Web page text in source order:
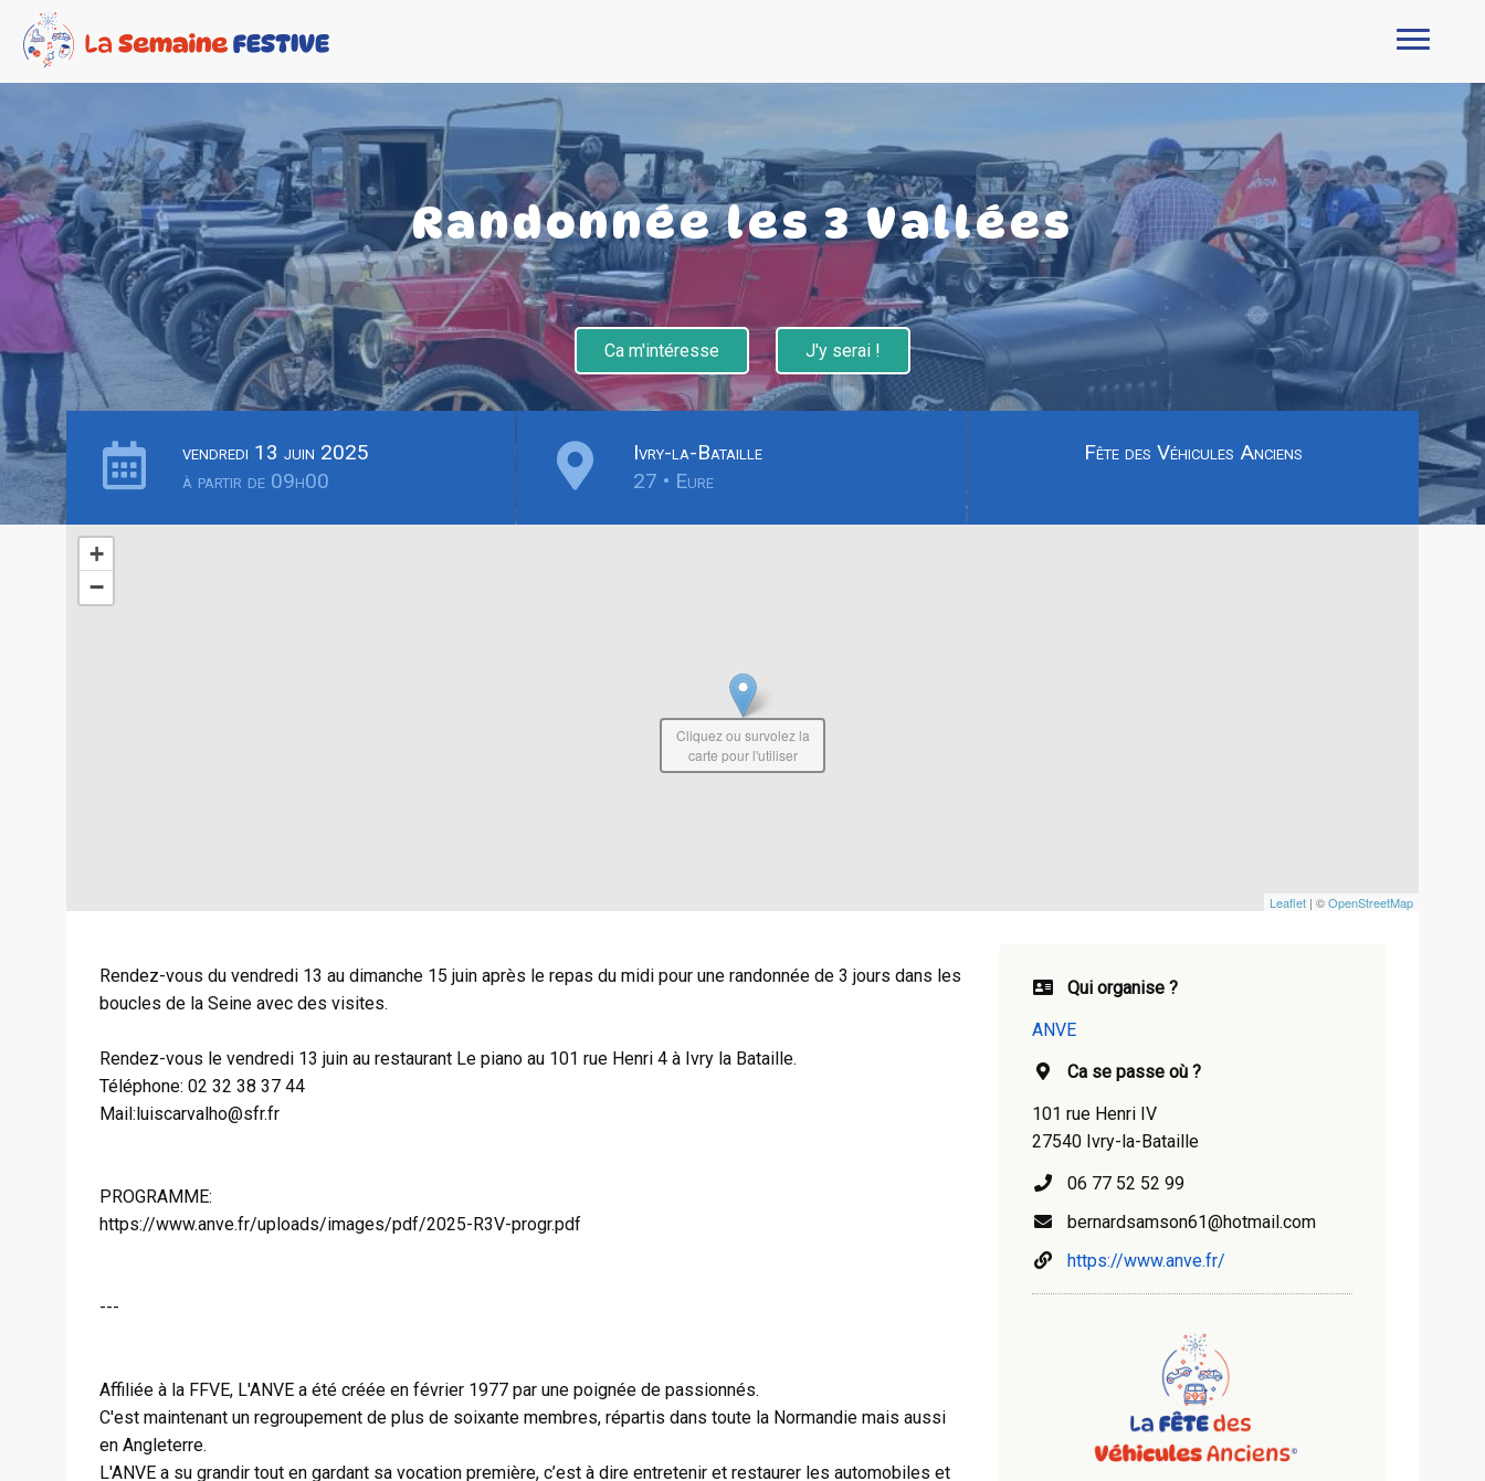
Randonnée les 3 Vallées
Ca m'intéresse J'y serai !
vendredi 13 juin 2025
à partir de 09h00
Ivry-la-Bataille
27 • Eure
Fête des Véhicules Anciens
+
−
Leaflet | ©OpenStreetMap
Cliquez ou survolez la
carte pour l'utiliser
Rendez-vous du vendredi 13 au dimanche 15 juin après le repas du midi pour une randonnée de 3 jours dans les
boucles de la Seine avec des visites.
Rendez-vous le vendredi 13 juin au restaurant Le piano au 101 rue Henri 4 à Ivry la Bataille.
Téléphone: 02 32 38 37 44
Mail:luiscarvalho@sfr.fr
PROGRAMME:
https://www.anve.fr/uploads/images/pdf/2025-R3V-progr.pdf
---
Affiliée à la FFVE, L'ANVE a été créée en février 1977 par une poignée de passionnés.
C'est maintenant un regroupement de plus de soixante membres, répartis dans toute la Normandie mais aussi
en Angleterre.
L'ANVE a su grandir tout en gardant sa vocation première, c’est à dire entretenir et restaurer les automobiles et
Qui organise ?
ANVE
Ca se passe où ?
101 rue Henri IV
27540 Ivry-la-Bataille
06 77 52 52 99
bernardsamson61@hotmail.com
https://www.anve.fr/